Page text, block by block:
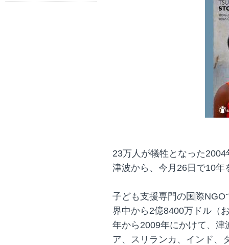
23万人が犠牲となった
津波から、今月26日で10年
子ども支援専門の国際
界中から2億8400万ドル（
年から2009年にかけて、
ア、スリランカ、インド、